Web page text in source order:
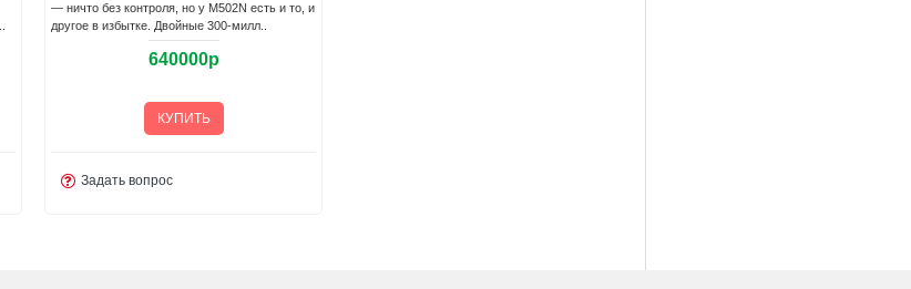
— ничто без контроля, но у M502N есть и то, и
другое в избытке. Двойные 300-милл..
640000р
КУПИТЬ
Задать вопрос